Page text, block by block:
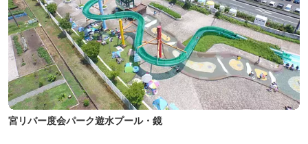
宮リバー度会パーク遊水プール・鏡